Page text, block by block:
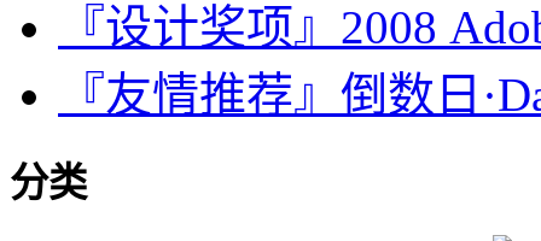
『设计奖项』2008
『友情推荐』倒数日
分类